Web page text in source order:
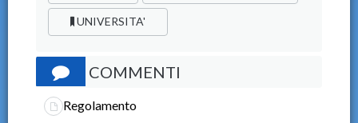
UNIVERSITA'
COMMENTI
Regolamento